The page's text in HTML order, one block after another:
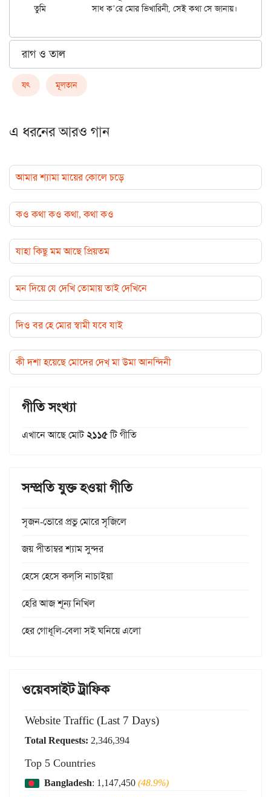
রাগ ও তাল
যৎ মূলতান
এ ধরনের আরও গান
আমার শ্যামা মায়ের কোলে চড়ে
কও কথা কও কথা, কথা কও
যাহা কিছু মম আছে প্রিয়তম
মন দিয়ে যে দেখি তোমায় তাই দেখিনে
দিও বর হে মোর স্বামী যবে যাই
কী দশা হয়েছে মোদের দেখ্ মা উমা আনন্দিনী
গীতি সংখ্যা
এখানে আছে মোট২১১৫টি গীতি
সম্প্রতি যুক্ত হওয়া গীতি
সৃজন-ভোরে প্রভু মোরে সৃজিলে
জয় পীতাম্বর শ্যাম সুন্দর
হেসে হেসে কল্‌সি নাচাইয়া
হেরি আজ শূন্য নিখিল
হের গোধূলি-বেলা সই ঘনিয়ে এলো
ওয়েবসাইট ট্রাফিক
Website Traffic (Last 7 Days)
Total Requests: 2,346,394
Top 5 Countries
Bangladesh: 1,147,450(48.9%)